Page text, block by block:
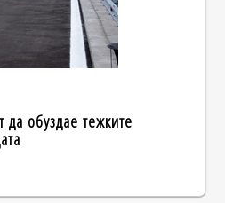
обуздае тежките